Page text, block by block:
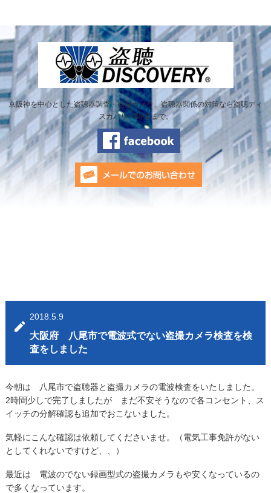
京阪神を中心とした盗聴器調査・盗撮カメラ、盗聴器関係の対策なら盗聴ディ
スカバリーMKGまで。
2018.5.9
大阪府 八尾市で電波式でない盗撮カメラ検査を検
査をしました
今朝は 八尾市で盗聴器と盗撮カメラの電波検査をいたしました。
2時間少しで完了しましたが まだ不安そうなので各コンセント、ス
イッチの分解確認も追加でおこないました。
気軽にこんな確認は依頼してくださいませ。（電気工事免許がない
としてくれないですけど、、）
最近は 電波のでない録画型式の盗撮カメラもや安くなっているの
で多くなっています。